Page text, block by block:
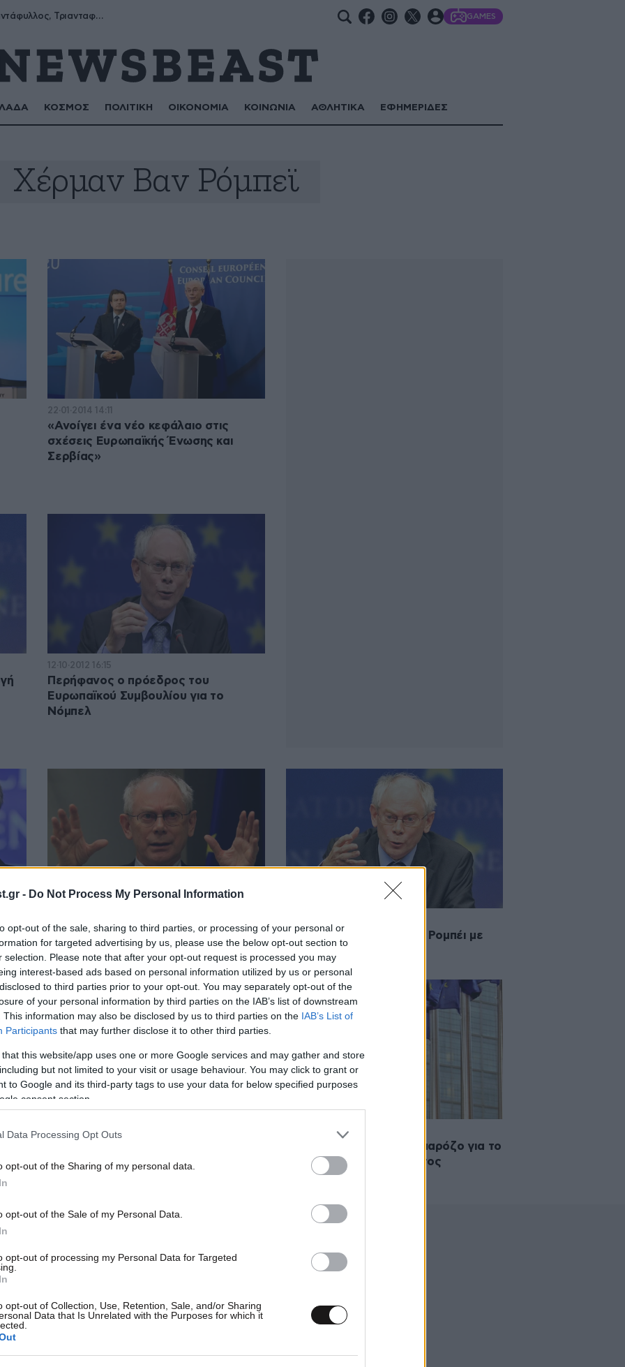
- Do Not Process My Personal Information
opt-out of the sale, sharing to third parties, or processing of your personal or
for targeted advertising by us, please use the below opt-out section to
selection. Please note that after your opt-out request is processed you may
interest-based ads based on personal information utilized by us or personal
to third parties prior to your opt-out. You may separately opt-out of the
of your personal information by third parties on the IAB’s list of downstream
This information may also be disclosed by us to third parties on the IAB’s List of
Participants that may further disclose it to other third parties.
that this website/app uses one or more Google services and may gather and store
but not limited to your visit or usage behaviour. You may click to grant or
to Google and its third-party tags to use your data for below specified purposes
consent section.
Data Processing Opt Outs
opt-out of the Sharing of my personal data.
opt-out of the Sale of my Personal Data.
opt-out of processing my Personal Data for Targeted
opt-out of Collection, Use, Retention, Sale, and/or Sharing
Data that Is Unrelated with the Purposes for which it
Μύρων, Τριαντάφυλλος, Τριανταφυλλιά, Φυλλιώ, Ρόζα GAMES
ΚΟΣΜΟΣ ΠΟΛΙΤΙΚΗ ΟΙΚΟΝΟΜΙΑ ΚΟΙΝΩΝΙΑ ΑΘΛΗΤΙΚΑ ΕΦΗΜΕΡΙΔΕΣ
Χέρμαν Βαν Ρόμπεϊ
22·01·2014 14:11
«Ανοίγει ένα νέο κεφάλαιο στις
σχέσεις Ευρωπαϊκής Ένωσης και
Σερβίας»
12·10·2012 16:15
Περήφανος ο πρόεδρος του
Ευρωπαϊκού Συμβουλίου για το
Νόμπελ
«Ετοιμάζουμε σχέδιο για την
οικονομική ένωση»
Τηλεφωνική επικοινωνία Ρομπέι με
31·01·2012 06:31
στη Συρία οι Ευρωπαίοι ηγέτες
23·01·2012 10:24
Συγχαρητήρια Ρομπέι-Μπαρόζο για το
«ναι» του δημοψηφίσματος